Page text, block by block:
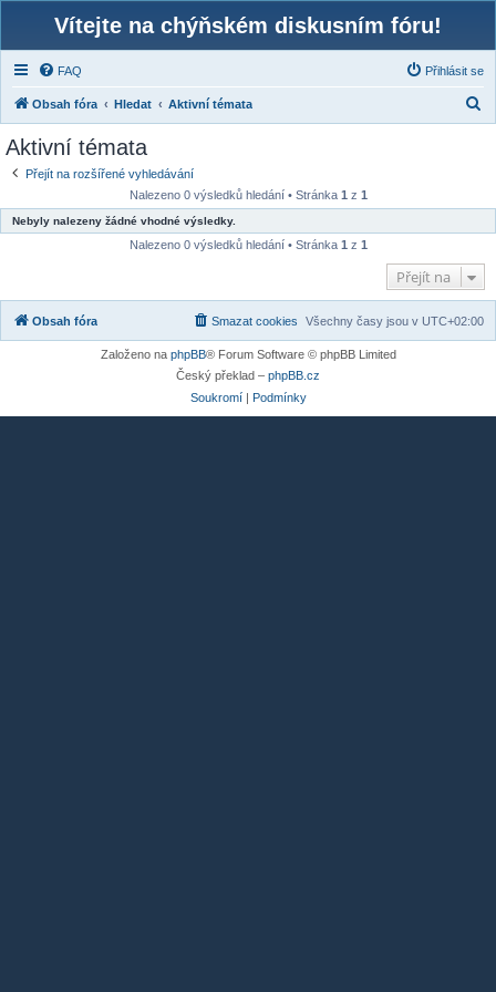
Vítejte na chýňském diskusním fóru!
FAQ Přihlásit se
Obsah fóra Hledat Aktivní témata
a
t
Aktivní témata
Přejít na rozšířené vyhledávání
Nalezeno 0 výsledků hledání • Stránka 1 z 1
Nebyly nalezeny žádné vhodné výsledky.
Nalezeno 0 výsledků hledání • Stránka 1 z 1
Přejít na
Obsah fóra Všechny časy jsou v UTC+02:00
Smazat cookies
Založeno na phpBB® Forum Software © phpBB Limited
Český překlad – phpBB.cz
Soukromí| Podmínky